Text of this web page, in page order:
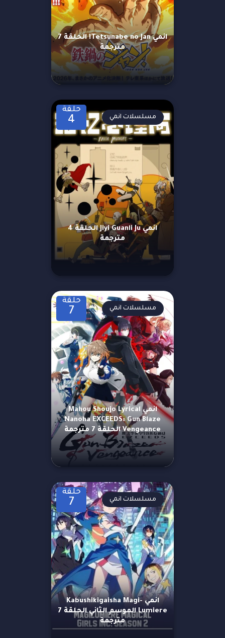
انمي Tetsunabe no Jan! الحلقة 7
مترجمة
حلقة
4
انمي Jiyi Guanli Ju الحلقة 4
مترجمة
مسلسلات انمي
حلقة
7
انمي Mahou Shoujo Lyrical
Nanoha EXCEEDS: Gun Blaze
Vengeance الحلقة 7 مترجمة
مسلسلات انمي
حلقة
7
انمي Kabushikigaisha Magi-
Lumiere الموسم الثاني الحلقة 7
مترجمة
مسلسلات انمي